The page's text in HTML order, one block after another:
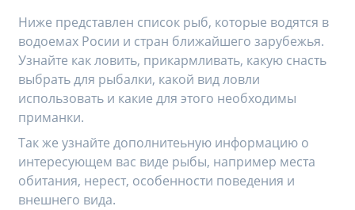
Ниже представлен список рыб, которые водятся в
водоемах Росии и стран ближайшего зарубежья.
Узнайте как ловить, прикармливать, какую снасть
выбрать для рыбалки, какой вид ловли
использовать и какие для этого необходимы
приманки.
Так же узнайте дополнитеьную информацию о
интересующем вас виде рыбы, например места
обитания, нерест, особенности поведения и
внешнего вида.